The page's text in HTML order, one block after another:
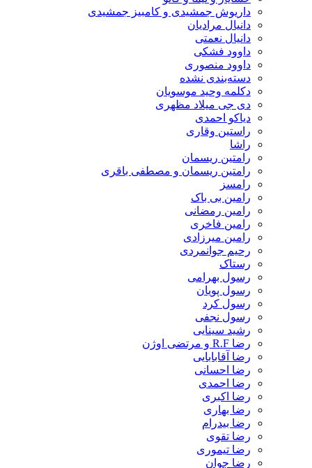
داریوش جمشیدی و کامبیز جمشیدی
دانیال مرادیان
دانیال نعمتی
داوود فشکی
داوود منصوری
دسته‌بندی نشده
دکلمه وحید موسویان
دی جی میلاد مظهری
دیاکو احمدی
راستین وقاری
راشا
رامتین ریسمان
رامتین ریسمان و مصطفی باقری
رامسز
رامین بی باک
رامین رمضانی
رامین فاخری
رامین میرزادی
رحیم جوانمردی
رستاک
رسول بهرامی
رسول پویان
رسول کرد
رسول نجفی
رشید سینایی
رضا R.F و مرتضی اوژن
رضا آقابابایی
رضا احسانی
رضا احمدی
رضا اکبری
رضا بهاری
رضا بیدرام
رضا تقوی
رضا تیموری
رضا جوان